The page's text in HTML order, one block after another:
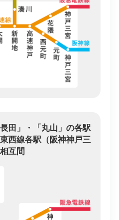
田」・「丸山」の各駅
西線各駅（阪神神戸三
互間